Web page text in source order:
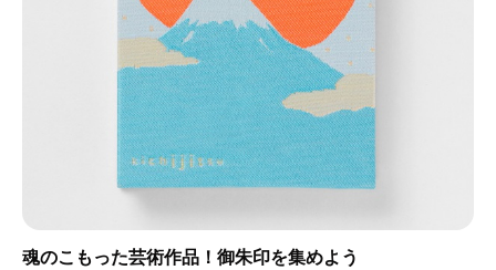
魂のこもった芸術作品！御朱印を集めよう